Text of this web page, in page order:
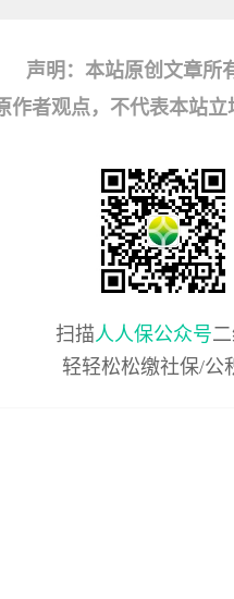
声明：本站原创文章所
作者观点，不代表本站
扫描人人保公众号
轻轻松松缴社保/公